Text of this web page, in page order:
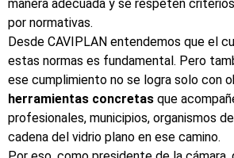
manera adecuada y se respeten
por normativas.
Desde CAVIPLAN entendemos que el
estas normas es fundamental. Pero
ese cumplimiento no se logra solo con
herramientas concretas que
profesionales, municipios, organismos
cadena del vidrio plano en ese camino.